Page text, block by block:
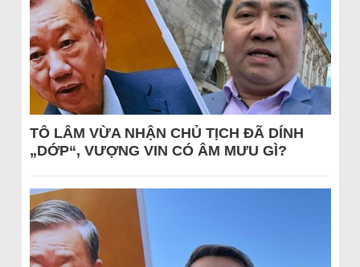
TÔ LÂM VỪA NHẬN CHỦ TỊCH ĐÃ DÍNH
„DỚP“, VƯỢNG VIN CÓ ÂM MƯU GÌ?